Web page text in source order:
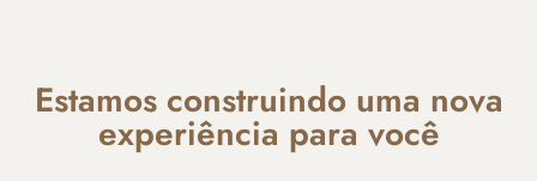
Estamos construindo uma nova
experiência para você